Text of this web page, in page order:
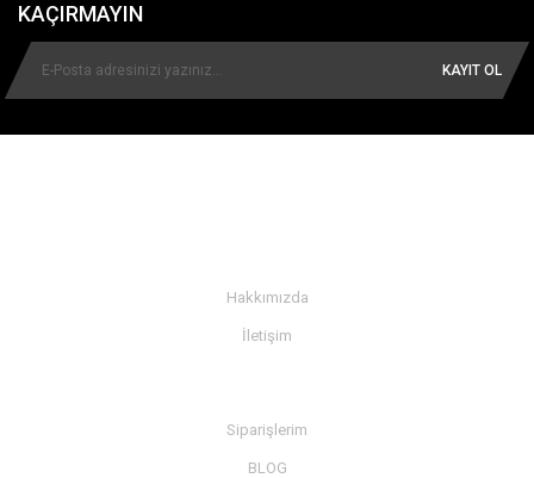
KAÇIRMAYIN
KAYIT OL
Hakkımızda
İletişim
Siparişlerim
BLOG